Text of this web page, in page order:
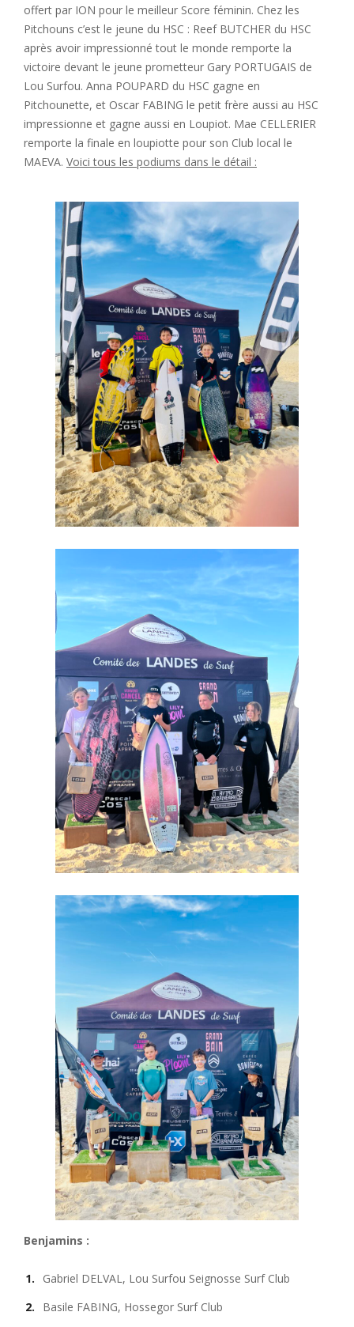
offert par ION pour le meilleur Score féminin. Chez les
Pitchouns c’est le jeune du HSC : Reef BUTCHER du HSC
après avoir impressionné tout le monde remporte la
victoire devant le jeune prometteur Gary PORTUGAIS de
Lou Surfou. Anna POUPARD du HSC gagne en
Pitchounette, et Oscar FABING le petit frère aussi au HSC
impressionne et gagne aussi en Loupiot. Mae CELLERIER
remporte la finale en loupiotte pour son Club local le
MAEVA. Voici tous les podiums dans le détail :
Benjamins :
Gabriel DELVAL, Lou Surfou Seignosse Surf Club
Basile FABING, Hossegor Surf Club